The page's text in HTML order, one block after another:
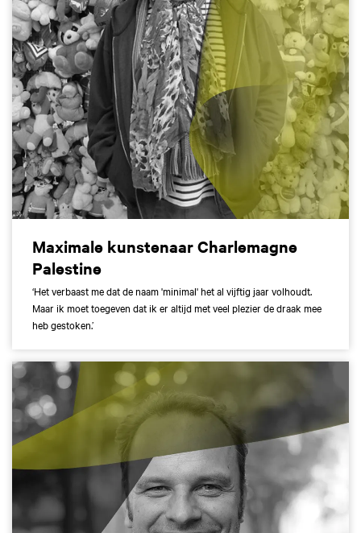
Maximale kunstenaar Charlemagne
Palestine
‘Het verbaast me dat de naam 'minimal' het al vijftig jaar volhoudt.
Maar ik moet toegeven dat ik er altijd met veel plezier de draak mee
heb gestoken.’